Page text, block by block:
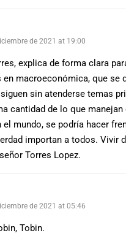
de 2021 at 19:00
explica de forma clara
en macroeconómica, que se
sin atenderse temas
cantidad de lo que manejan
el mundo, se podría hacer
importan a todos. Vivir
Torres Lopez.
de 2021 at 05:46
Tobin.